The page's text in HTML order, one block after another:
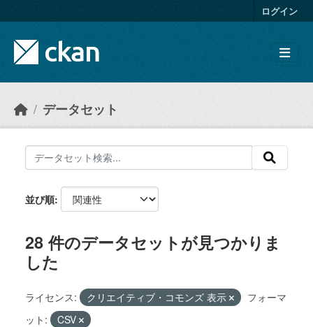
ログイン
データセット
並び順
28 件のデータセットが見つかりま
した
ライセンス: クリエイティブ・コモンズ 表示
フォーマ
ット:
CSV